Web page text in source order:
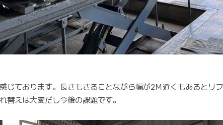
じております。長さもさることながら幅が2Ｍ近くもあるとリフ
替えは大変だし今後の課題です。